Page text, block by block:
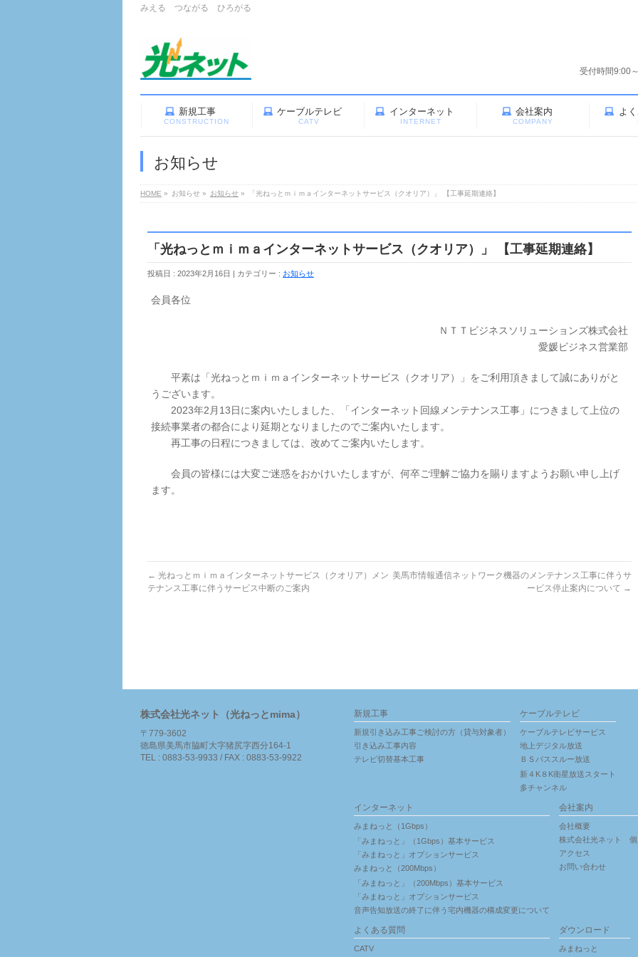
みえる つながる ひろがる
受付時間9:00
新規工事
CONSTRUCTION
ケーブルテレビ
CATV
インターネット
INTERNET
会社案内
COMPANY
よ
お知らせ
HOME » お知らせ » お知らせ » 「光ねっとｍｉｍａインターネットサービス（クオリア）」 【工事延期連絡】
「光ねっとｍｉｍａインターネットサービス（クオリア）」 【工事延期連絡】
投稿日 : 2023年2月16日 カテゴリー : お知らせ
会員各位
ＮＴＴビジネスソリューションズ株式会社
愛媛ビジネス営業部
平素は「光ねっとｍｉｍａインターネットサービス（クオリア）」をご利用頂きまして誠にありがと
うございます。
2023年2月13日に案内いたしました、「インターネット回線メンテナンス工事」につきまして上位の
接続事業者の都合により延期となりましたのでご案内いたします。
再工事の日程につきましては、改めてご案内いたします。
会員の皆様には大変ご迷惑をおかけいたしますが、何卒ご理解ご協力を賜りますようお願い申し上げ
ます。
← 光ねっとｍｉｍａインターネットサービス（クオリア）メン
テナンス工事に伴うサービス中断のご案内
美馬市情報通信ネットワーク機器のメンテナンス工事に伴うサ
ービス停止案内について →
株式会社光ネット（光ねっとmima）
〒779-3602
徳島県美馬市脇町大字猪尻字西分164-1
TEL : 0883-53-9933 / FAX : 0883-53-9922
新規工事
新規引き込み工事ご検討の方（貸与対象者）
引き込み工事内容
テレビ切替基本工事
ケーブルテレビ
ケーブルテレビサービス
地上デジタル放送
ＢＳパススルー放送
新４K８K衛星放送スタート
多チャンネル
インターネット
みまねっと（1Gbps）
「みまねっと」（1Gbps）基本サービス
「みまねっと」オプションサービス
みまねっと（200Mbps）
「みまねっと」（200Mbps）基本サービス
「みまねっと」オプションサービス
音声告知放送の終了に伴う宅内機器の構成変更について
会社案内
会社概要
株式会社光ネット 個
アクセス
お問い合わせ
よくある質問
CATV
ダウンロード
みまねっと